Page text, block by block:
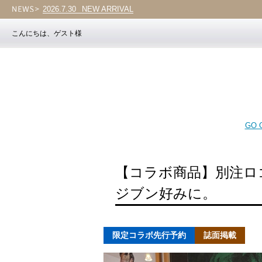
2026.7.30 Vol.203
こんにちは、ゲスト様
GO
【コラボ商品】別注
ジブン好みに。
限定コラボ先行予約 誌面掲載